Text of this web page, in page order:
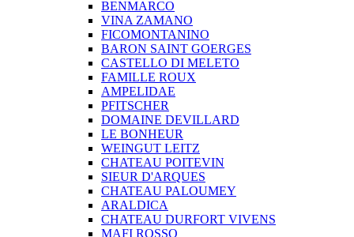
BENMARCO
VINA ZAMANO
FICOMONTANINO
BARON SAINT GOERGES
CASTELLO DI MELETO
FAMILLE ROUX
AMPELIDAE
PFITSCHER
DOMAINE DEVILLARD
LE BONHEUR
WEINGUT LEITZ
CHATEAU POITEVIN
SIEUR D'ARQUES
CHATEAU PALOUMEY
ARALDICA
CHATEAU DURFORT VIVENS
MAFI ROSSO